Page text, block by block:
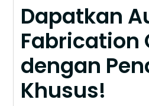
Dapatkan
Fabrication
dengan
Khusus!